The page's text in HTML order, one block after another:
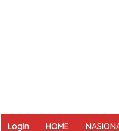
Login HOME